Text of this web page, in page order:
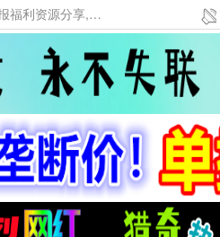
本网站提供资源工具下载，大老表资源工具，大表哥资源网软件工具，大老表资源下载，活动线报福利资源分享,活动线报，大型网游经典游戏，网络热门技术游戏辅助交流与分享。